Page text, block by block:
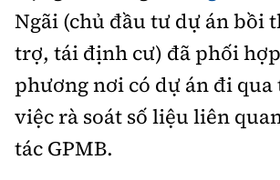
Tổng biên tập: Nguyễn Thị Hồng Nga
Phó Tổng biên tập:
Nguyễn Sơn Tùng,
Nguyễn Đức Thắng, La Đức Hùng
Hotline:
0901 514 799
Quảng cáo và Phát hành:
0915 057 282
Email:bandoc@baoxaydung.vn
Ngãi (chủ đầu tư dự án bồi
trợ, tái định cư) đã phối
phương nơi có dự án đi
việc rà soát số liệu liên
tác GPMB.